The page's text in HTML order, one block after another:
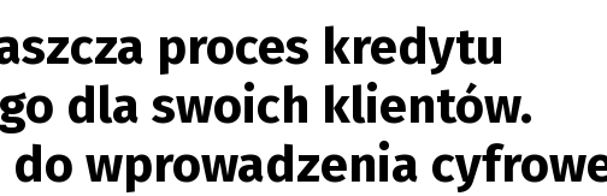
proces kredytu
dla swoich klientów.
do wprowadzenia